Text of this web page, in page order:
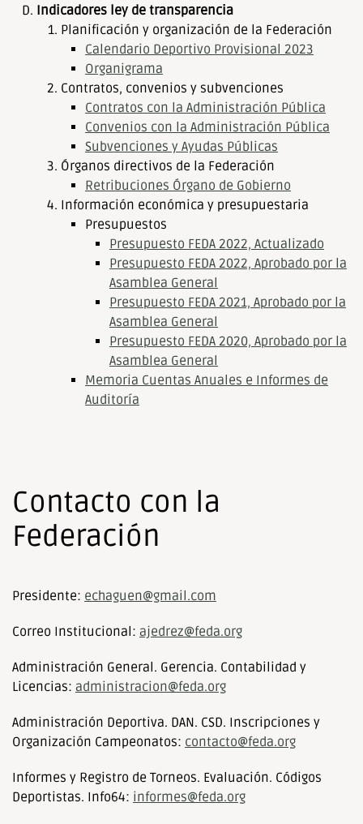
Indicadores ley de transparencia
Planificación y organización de la Federación
Calendario Deportivo Provisional 2023
Organigrama
Contratos, convenios y subvenciones
Contratos con la Administración Pública
Convenios con la Administración Pública
Subvenciones y Ayudas Públicas
Órganos directivos de la Federación
Retribuciones Órgano de Gobierno
Información económica y presupuestaria
Presupuestos
Presupuesto FEDA 2022, Actualizado
Presupuesto FEDA 2022, Aprobado por la
Asamblea General
Presupuesto FEDA 2021, Aprobado por la
Asamblea General
Presupuesto FEDA 2020, Aprobado por la
Asamblea General
Memoria Cuentas Anuales e Informes de
Auditoría
Contacto con la
Federación
Presidente: echaguen@gmail.com
Correo Institucional: ajedrez@feda.org
Administración General. Gerencia. Contabilidad y
Licencias: administracion@feda.org
Administración Deportiva. DAN. CSD. Inscripciones y
Organización Campeonatos: contacto@feda.org
Informes y Registro de Torneos. Evaluación. Códigos
Deportistas. Info64: informes@feda.org